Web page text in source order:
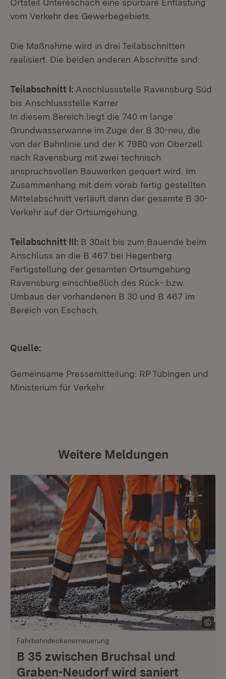
Ortsteil Untereschach eine spürbare Entlastung
vom Verkehr des Gewerbegebiets.
Die Maßnahme wird in drei Teilabschnitten
realisiert. Die beiden anderen Abschnitte sind:
Teilabschnitt I: Anschlussstelle Ravensburg Süd
bis Anschlussstelle Karrer
In diesem Bereich liegt die 740 m lange
Grundwasserwanne im Zuge der B 30-neu, die
von der Bahnlinie und der K 7980 von Oberzell
nach Ravensburg mit zwei technisch
anspruchsvollen Bauwerken gequert wird. Im
Zusammenhang mit dem vorab fertig gestellten
Mittelabschnitt verläuft dann der gesamte B 30-
Verkehr auf der Ortsumgehung.
Teilabschnitt III: B 30alt bis zum Bauende beim
Anschluss an die B 467 bei Hegenberg
Fertigstellung der gesamten Ortsumgehung
Ravensburg einschließlich des Rück- bzw.
Umbaus der vorhandenen B 30 und B 467 im
Bereich von Eschach.
Quelle:
Gemeinsame Pressemitteilung: RP Tübingen und
Ministerium für Verkehr
Weitere Meldungen
Fahrbahndeckenerneuerung
B 35 zwischen Bruchsal und
Graben-Neudorf wird saniert